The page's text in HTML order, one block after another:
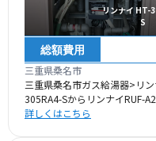
リンナイ HT-
S
総額費用
三重県桑名市
三重県桑名市ガス給湯器>リ
305RA4-SからリンナイRUF-
詳しくはこちら